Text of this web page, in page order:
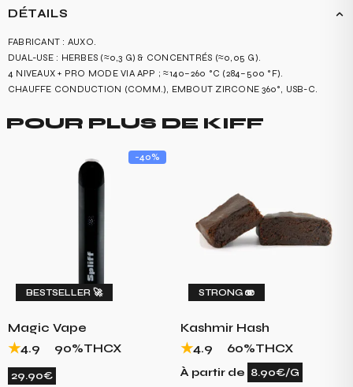
DÉTAILS
FABRICANT : AUXO.
DUAL-USE : HERBES (≈0,3 G) & CONCENTRÉS (≈0,05 G).
4 NIVEAUX + PRO MODE VIA APP ; ≈140–260 °C (284–500 °F).
CHAUFFE CONDUCTION (COMM.), EMBOUT ZIRCONE 360°, USB-C.
POUR PLUS DE KIFF
BESTSELLER 🚀
Magic Vape
4.9
90%THCX
29.90€
-40%
STRONG 🫨
Kashmir Hash
4.9
60%THCX
À partir de 8.90€/G